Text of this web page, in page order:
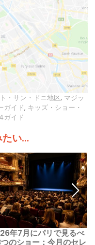
・サン・ドニ地区, マジッ
ガイド, キッズ・ショー・
ガイド
い...
年7月にパリで見るべ
のショー：今月のセレ